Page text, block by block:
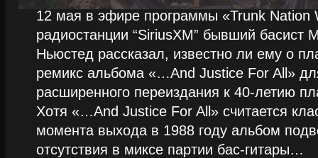
12 мая в эфире программы «Trunk Nation
радиостанции “SiriusXM” бывший басист
Ньюстед рассказал, известно ли ему о
ремикс альбома «…And Justice For All»
расширенного переиздания к 40-летию
Хотя «…And Justice For All» считается
момента выхода в 1988 году альбом
отсутствия в миксе партии бас-гитары…